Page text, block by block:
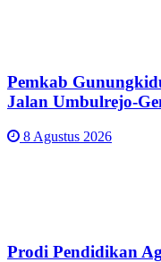
Pemkab
Jalan Umbulrejo-
8 Agustus 2026
Prodi Pendidikan